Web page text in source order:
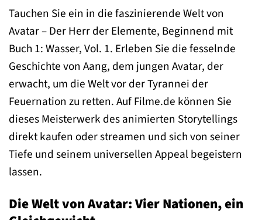
Tauchen Sie ein in die faszinierende Welt von
Avatar – Der Herr der Elemente, Beginnend mit
Buch 1: Wasser, Vol. 1. Erleben Sie die fesselnde
Geschichte von Aang, dem jungen Avatar, der
erwacht, um die Welt vor der Tyrannei der
Feuernation zu retten. Auf Filme.de können Sie
dieses Meisterwerk des animierten Storytellings
direkt kaufen oder streamen und sich von seiner
Tiefe und seinem universellen Appeal begeistern
lassen.
Die Welt von Avatar: Vier Nationen, ein